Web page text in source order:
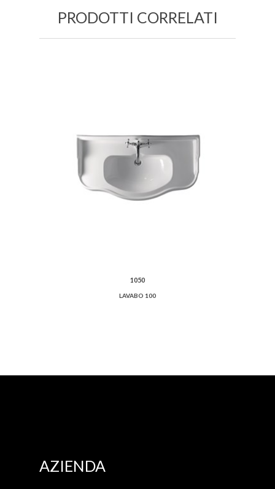
PRODOTTI CORRELATI
1050
LAVABO 100
AZIENDA